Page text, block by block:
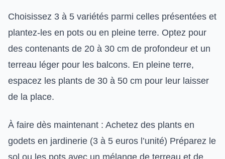
Choisissez 3 à 5 variétés parmi celles présentées et
plantez-les en pots ou en pleine terre. Optez pour
des contenants de 20 à 30 cm de profondeur et un
terreau léger pour les balcons. En pleine terre,
espacez les plants de 30 à 50 cm pour leur laisser
de la place.
À faire dès maintenant : Achetez des plants en
godets en jardinerie (3 à 5 euros l’unité) Préparez le
sol ou les pots avec un mélange de terreau et de